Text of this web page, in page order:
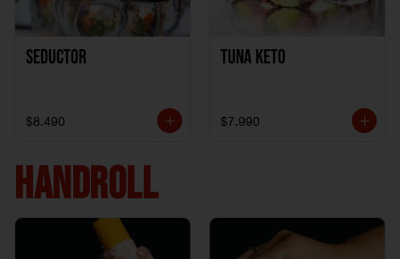
Seductor
$8.490
TUNA KETO
$7.990
HANDROLL